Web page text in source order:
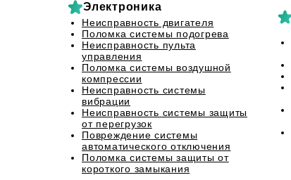
Электроника
Неисправность двигателя
Поломка системы подогрева
Неисправность пульта
управления
Поломка системы воздушной
компрессии
Неисправность системы
вибрации
Неисправность системы защиты
от перегрузок
Повреждение системы
автоматического отключения
Поломка системы защиты от
короткого замыкания